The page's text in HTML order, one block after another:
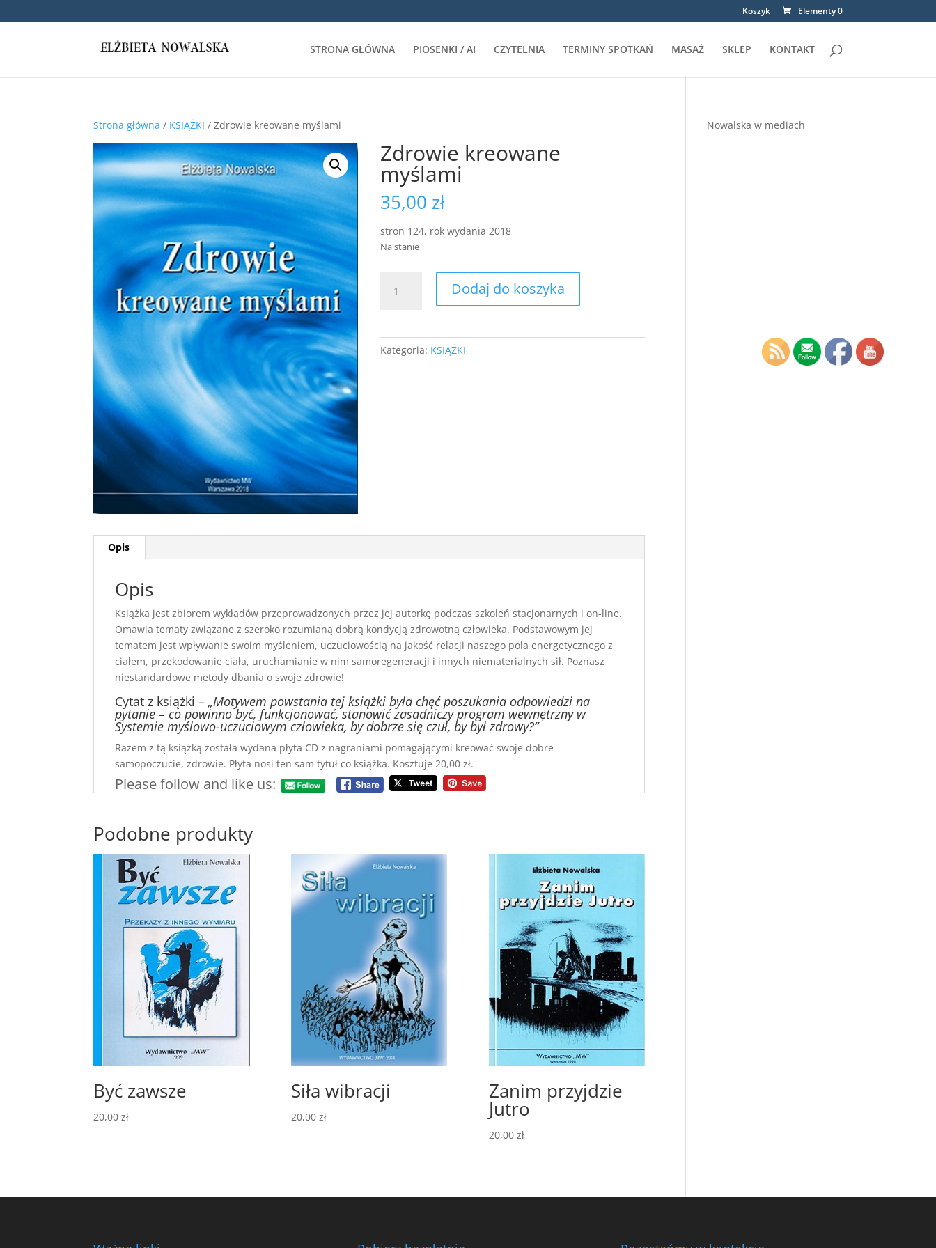
Koszyk Elementy 0
STRONA GŁÓWNA PIOSENKI / AI CZYTELNIA TERMINY SPOTKAŃ MASAŻ SKLEP KONTAKT
Strona główna / KSIĄŻKI / Zdrowie kreowane myślami
Zdrowie kreowane
myślami
35,00 zł
stron 124, rok wydania 2018
Na stanie
Zdrowie
Dodaj do koszyka
Kategoria: KSIĄŻKI
Opis
Opis
Książka jest zbiorem wykładów przeprowadzonych przez jej autorkę podczas szkoleń stacjonarnych i on-line.
Omawia tematy związane z szeroko rozumianą dobrą kondycją zdrowotną człowieka. Podstawowym jej
tematem jest wpływanie swoim myśleniem, uczuciowością na jakość relacji naszego pola energetycznego z
ciałem, przekodowanie ciała, uruchamianie w nim samoregeneracji i innych niematerialnych sił. Poznasz
niestandardowe metody dbania o swoje zdrowie!
Cytat z książki –„Motywem powstania tej książki była chęć poszukania odpowiedzi na
pytanie – co powinno być, funkcjonować, stanowić zasadniczy program wewnętrzny w
Systemie myślowo-uczuciowym człowieka, by dobrze się czuł, by był zdrowy?”
Razem z tą książką została wydana płyta CD z nagraniami pomagającymi kreować swoje dobre
samopoczucie, zdrowie. Płyta nosi ten sam tytuł co książka. Kosztuje 20,00 zł.
Please follow and like us:
Podobne produkty
Być zawsze
20,00zł
Siła wibracji
20,00 zł
Zanim przyjdzie
Jutro
20,00 zł
Nowalska w mediach